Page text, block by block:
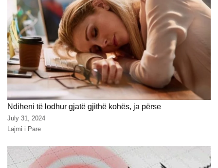
Ndiheni të lodhur gjatë gjithë kohës, ja përse
July 31, 2024
Lajmi i Pare